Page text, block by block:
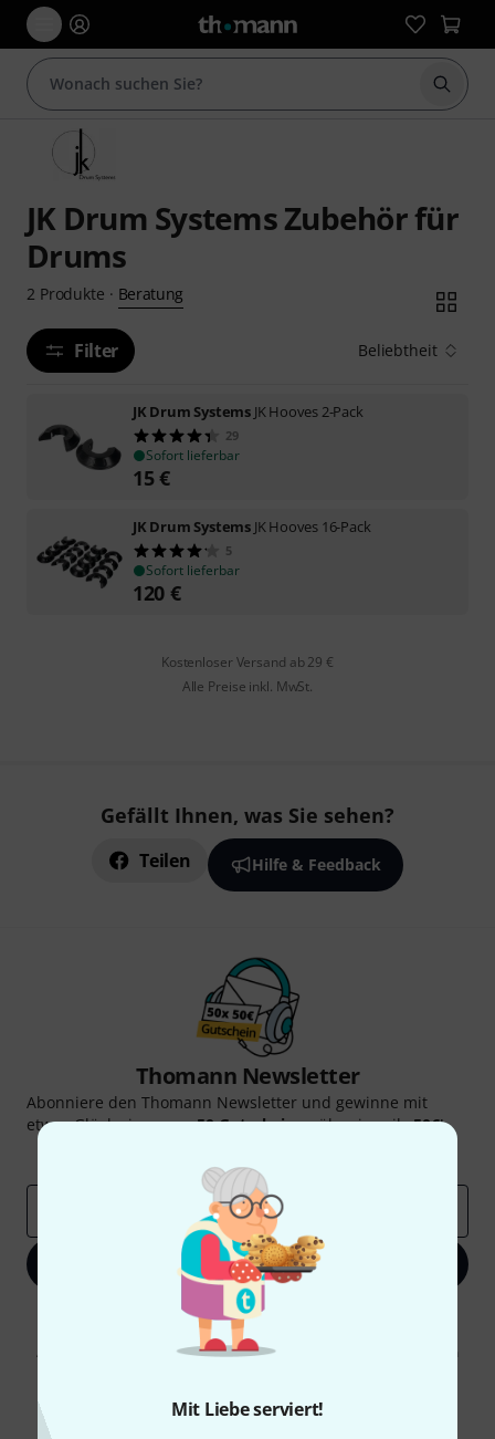
Mit Liebe serviert!
Suche
JK Drum Systems Zubehör für
Drums
2 Produkte · Beratung
Filter Beliebtheit
JK Drum Systems JK Hooves 2-Pack
29
Sofort lieferbar
15€
JK Drum Systems JK Hooves 16-Pack
5
Sofort lieferbar
120 €
Kostenloser Versand ab 29 €
Alle Preise inkl. MwSt.
Gefällt Ihnen, was Sie sehen?
Teilen Hilfe & Feedback
Thomann Newsletter
Abonniere den Thomann Newsletter und gewinne mit
etwas Glück einen von50 Gutscheinenüber jeweils50€!
Jetzt anmelden
Mit Klick auf „Jetzt anmelden“ stimmen Sie dem Erhalt von E-Mail-
Werbung und einer Messung des E-Mail-Nutzungsverhaltens zu. Die
Abmeldung ist jederzeit möglich. Weitere Informationen finden Sie in
* Pflichtfeld